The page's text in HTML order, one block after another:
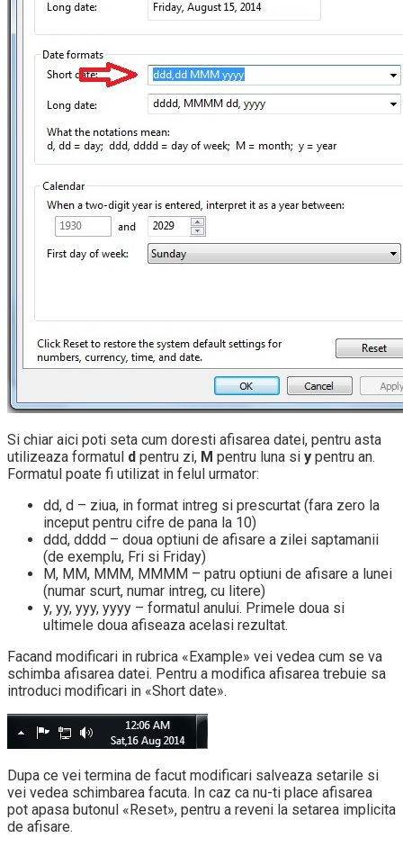
Si chiar aici poti seta cum doresti afisarea datei, pentru asta
utilizeaza formatul d pentru zi, M pentru luna si y pentru an.
Formatul poate fi utilizat in felul urmator:
dd, d – ziua, in format intreg si prescurtat (fara zero la
inceput pentru cifre de pana la 10)
ddd, dddd – doua optiuni de afisare a zilei saptamanii
(de exemplu, Fri si Friday)
M, MM, MMM, MMMM – patru optiuni de afisare a lunei
(numar scurt, numar intreg, cu litere)
y, yy, yyy, yyyy – formatul anului. Primele doua si
ultimele doua afiseaza acelasi rezultat.
Facand modificari in rubrica «Example» vei vedea cum se va
schimba afisarea datei. Pentru a modifica afisarea trebuie sa
introduci modificari in «Short date».
Dupa ce vei termina de facut modificari salveaza setarile si
vei vedea schimbarea facuta. In caz ca nu-ti place afisarea
pot apasa butonul «Reset», pentru a reveni la setarea implicita
de afisare.